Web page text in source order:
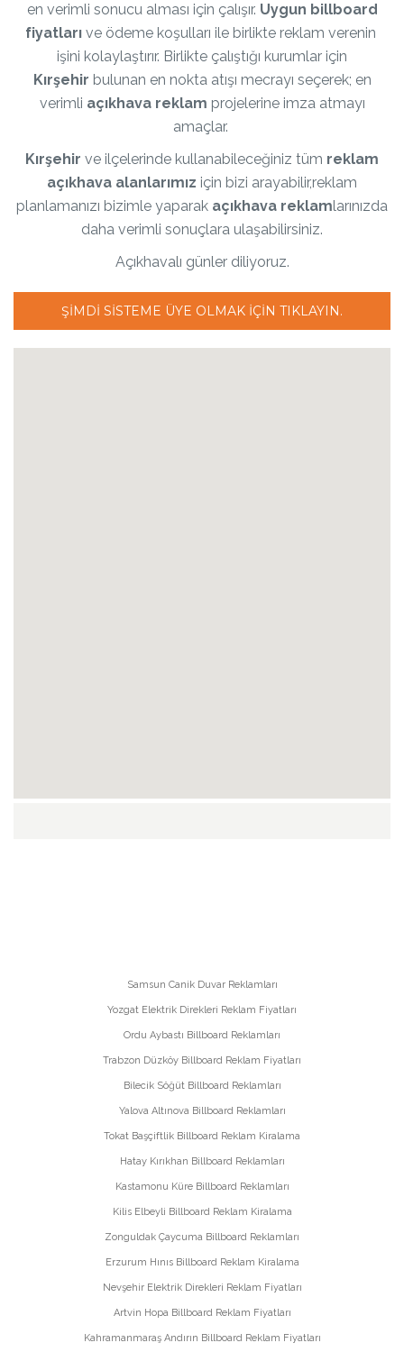
en verimli sonucu alması için çalışır. Uygun billboard
fiyatlarıve ödeme koşulları ile birlikte reklam verenin
işini kolaylaştırır. Birlikte çalıştığı kurumlar için
Kırşehir bulunan en nokta atışı mecrayı seçerek; en
verimli açıkhava reklam projelerine imza atmayı
amaçlar.
Kırşehir ve ilçelerinde kullanabileceğiniz tüm reklam
açıkhava alanlarımız için bizi arayabilir,reklam
planlamanızı bizimle yaparak açıkhava reklamlarınızda
daha verimli sonuçlara ulaşabilirsiniz.
Açıkhavalı günler diliyoruz.
ŞIMDI SISTEME ÜYE OLMAK IÇIN TIKLAYIN.
Samsun Canik Duvar Reklamları
Yozgat Elektrik Direkleri Reklam Fiyatları
Ordu Aybastı Billboard Reklamları
Trabzon Düzköy Billboard Reklam Fiyatları
Bilecik Söğüt Billboard Reklamları
Yalova Altınova Billboard Reklamları
Tokat Başçiftlik Billboard Reklam Kiralama
Hatay Kırıkhan Billboard Reklamları
Kastamonu Küre Billboard Reklamları
Kilis Elbeyli Billboard Reklam Kiralama
Zonguldak Çaycuma Billboard Reklamları
Erzurum Hınıs Billboard Reklam Kiralama
Nevşehir Elektrik Direkleri Reklam Fiyatları
Artvin Hopa Billboard Reklam Fiyatları
Kahramanmaraş Andırın Billboard Reklam Fiyatları